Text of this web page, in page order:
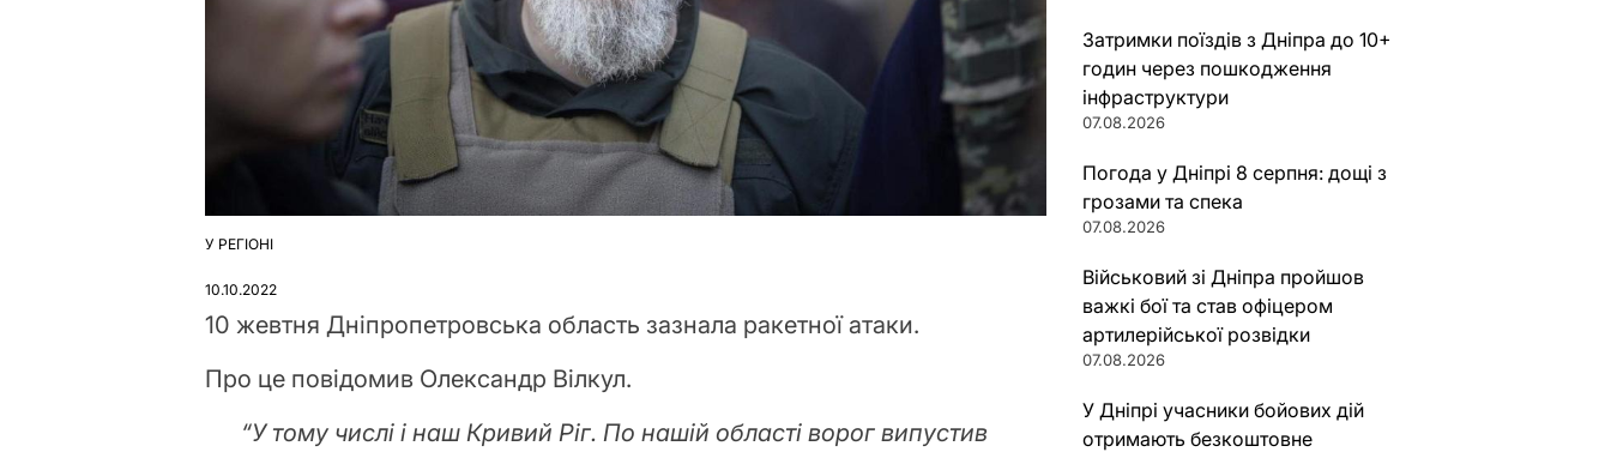
ОПУБЛІКУВАТИ
У РЕГІОНІ
10.10.2022
10 жевтня Дніпропетровська область зазнала ракетної атаки.
Про це повідомив Олександр Вілкул.
“У тому числі і наш Кривий Ріг. По нашій області ворог випустив
Затримки поїздів з Дніпра до 10+
годин через пошкодження
інфраструктури
07.08.2026
Погода у Дніпрі 8 серпня: дощі з
грозами та спека
07.08.2026
Військовий зі Дніпра пройшов
важкі бої та став офіцером
артилерійської розвідки
07.08.2026
У Дніпрі учасники бойових дій
отримають безкоштовне